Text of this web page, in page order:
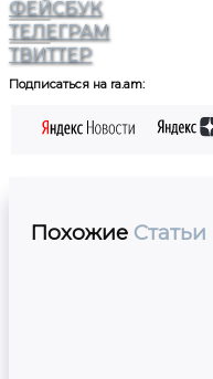
ФЕЙСБУК
ТЕЛЕГРАМ
ТВИТТЕР
Подписаться на ra.am:
Похожие Статьи